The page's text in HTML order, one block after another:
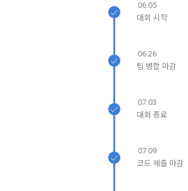
닫기 확인
1. "회사"는 이 약관의 내용과 상호, 영업소 소
명, 사업자등록번호, 연락처 등을 "회원"이 알
2. "회사"는 약관의규제등에관한법률, 전기통
신사업법, 정보통신망이용촉진등에관한법률,
관련법을 위배하지 않는 범위에서 이 약관을
“별도약관”이 우선하여 적용된다.
맞춤 서비스 제공, 서비스 안내 및 이용권유,
규 서비스 개발을 위한 통계 및 접속빈도 파악,
06.05
대회 시작
06.26
팀 병합 마감
07.03
대회 종료
07.09
코드 제출 마감